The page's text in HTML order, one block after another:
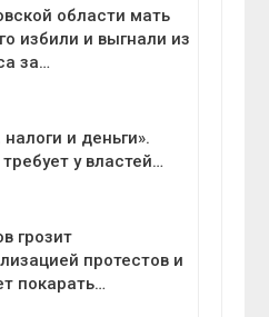
области мать
избили и выгнали из
за…
налоги и деньги».
у властей…
грозит
протестов и
покарать…